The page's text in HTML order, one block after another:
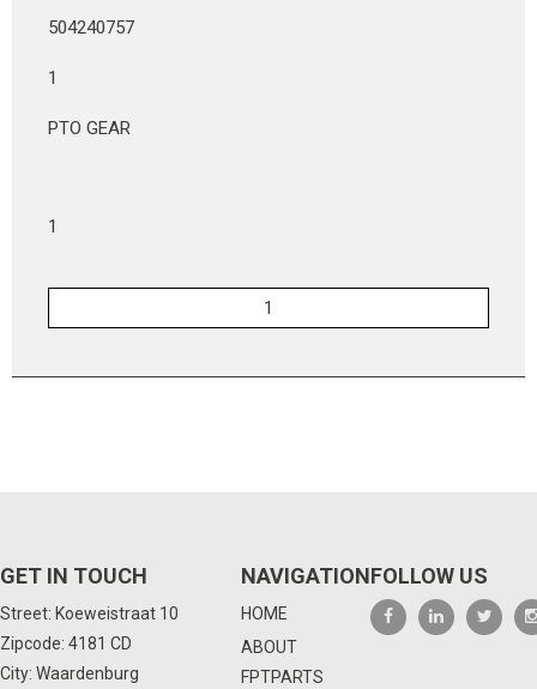
504240757
1
PTO GEAR
1
GET IN TOUCH
Street: Koeweistraat 10
Zipcode: 4181 CD
City: Waardenburg
NAVIGATION
HOME
ABOUT
FPTPARTS
FOLLOW US